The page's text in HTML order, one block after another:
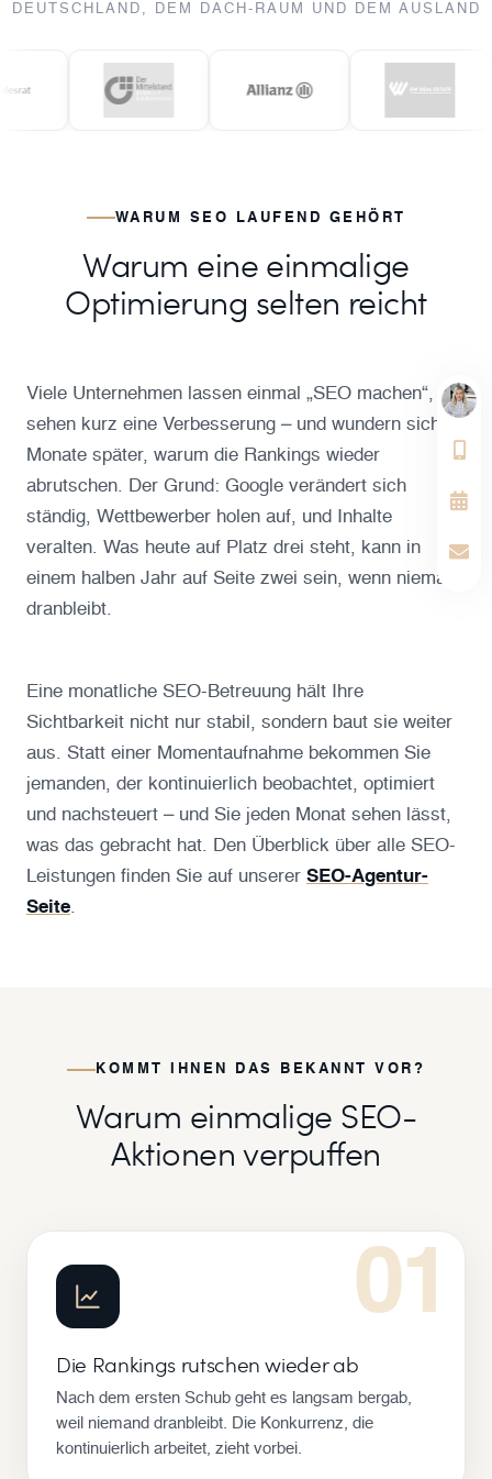
DEUTSCHLAND, DEM DACH-RAUM UND DEM AUSLAND
WARUM SEO LAUFEND GEHÖRT
Warum eine einmalige
Optimierung selten reicht
Viele Unternehmen lassen einmal „SEO machen“,
sehen kurz eine Verbesserung – und wundern sich
Monate später, warum die Rankings wieder
abrutschen. Der Grund: Google verändert sich
ständig, Wettbewerber holen auf, und Inhalte
veralten. Was heute auf Platz drei steht, kann in
einem halben Jahr auf Seite zwei sein, wenn niemand
dranbleibt.
Eine monatliche SEO-Betreuung hält Ihre
Sichtbarkeit nicht nur stabil, sondern baut sie weiter
aus. Statt einer Momentaufnahme bekommen Sie
jemanden, der kontinuierlich beobachtet, optimiert
und nachsteuert – und Sie jeden Monat sehen lässt,
was das gebracht hat. Den Überblick über alle SEO-
Leistungen finden Sie auf unserer SEO-Agentur-
Seite.
KOMMT IHNEN DAS BEKANNT VOR?
Warum einmalige SEO-
Aktionen verpuffen
01
Die Rankings rutschen wieder ab
Nach dem ersten Schub geht es langsam bergab,
weil niemand dranbleibt. Die Konkurrenz, die
kontinuierlich arbeitet, zieht vorbei.